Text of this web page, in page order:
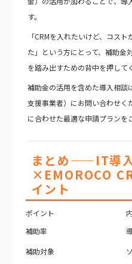
す。
「CRMを入れたいけど、コス
た」という方にとって、補助金
を踏み出すための背中を押して
補助金の活用を含めた導入相談
支援事業者）にお問い合わせく
に合わせた最適な申請プランを
まとめ——IT導
×EMOROCO
イント
ポイント
補助率
補助対象